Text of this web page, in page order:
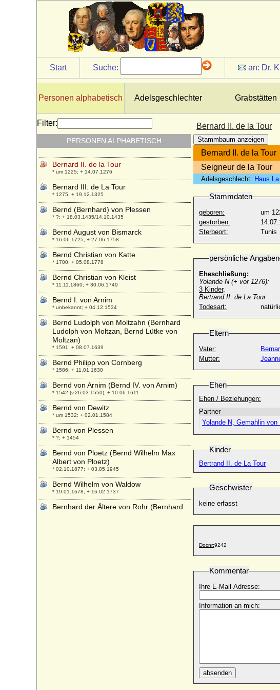
Start Suche: an: Dr.
Personen alphabetisch Adelsgeschlechter Grabstätten
Bernard II. de la Tour
Stammbaum anzeigen
Bernard II. de la Tour
Seigneur de la Tour
Adelsgeschlecht: Haus
Stammdaten
geboren:
um
gestorben:
Sterbeort:
Tunis
persönliche Angaben
Eheschließung:
Yolande N (+ vor 1276):
3 Kinder,
Bertrand II. de La Tour
Todesart:
Eltern
Vater:
Mutter:
Ehen
Ehen / Beziehungen:
Partner
Yolande N, Gemahlin
Kinder
Bertrand II. de La Tour
Geschwister
keine erfasst
Docnr:9242
Kommentar
Ihre E-Mail-Adresse:
Information an mich:
absenden
Filter:
PERSONEN ALPHABETISCH
* 1170; + 23.12.1230
Berengaria von Portugal
* 1194; + 1221
Berenguela de Leon
* 1204; + 12.04.1237
Berent Bentinck (Bernhard Bentinck),
Bernabo Visconti (Barnabas Visconti)
* 1323; + 19.12.1385
Bernadetto de' Medici
+ nach 1576
Bernard I. de la Tour
* um 1190; + 29.12.1253
Bernard II. de la Tour
* um 1225; + 14.07.1276
Bernard III. de La Tour
* 1275; + 19.12.1325
Bernd (Bernhard) von Plessen
* ?; + 18.03.1435/14.10.1435
Bernd August von Bismarck
* 16.06.1725; + 27.06.1758
Bernd Christian von Katte
* 1700; + 05.08.1778
Bernd Christian von Kleist
* 11.11.1860; + 30.06.1749
Bernd I. von Arnim
* unbekannt; + 04.12.1534
Bernd Ludolph von Moltzahn (Bernhard
Ludolph von Moltzan, Bernd Lütke von
Moltzan)
* 1591; + 08.07.1639
Bernd Philipp von Cornberg
* 1586; + 11.01.1630
Bernd von Arnim (Bernd IV. von Arnim)
* 1542 (v.26.03.1550); + 10.06.1611
Bernd von Dewitz
* um 1532; + 02.01.1584
Bernd von Plessen
* ?; + 1454
Bernd von Ploetz (Bernd Wilhelm Max
Albert von Ploetz)
* 02.10.1877; + 03.05.1945
Bernd Wilhelm von Waldow
* 19.01.1678; + 16.02.1737
Bernhard der Ältere von Rohr (Bernhard